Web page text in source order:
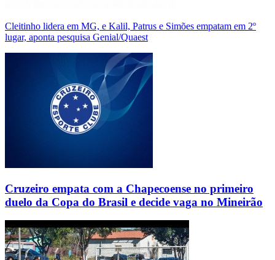
Cleitinho lidera em MG, e Kalil, Patrus e Simões empatam em 2º
lugar, aponta pesquisa Genial/Quaest
Cruzeiro empata com a Chapecoense no primeiro
duelo da Copa do Brasil e decide vaga no Mineirão